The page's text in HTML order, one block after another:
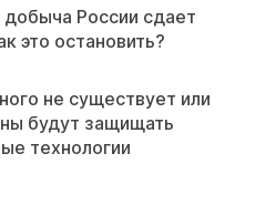
России сдает
это остановить?
не существует или
будут защищать
технологии